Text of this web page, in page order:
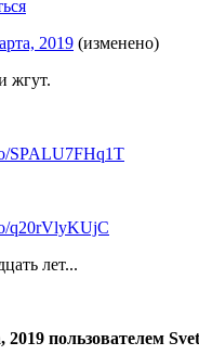
2019 (изменено)
жгут.
SPALU7FHq1T
q20rVlyKUjC
лет...
2019 пользователем